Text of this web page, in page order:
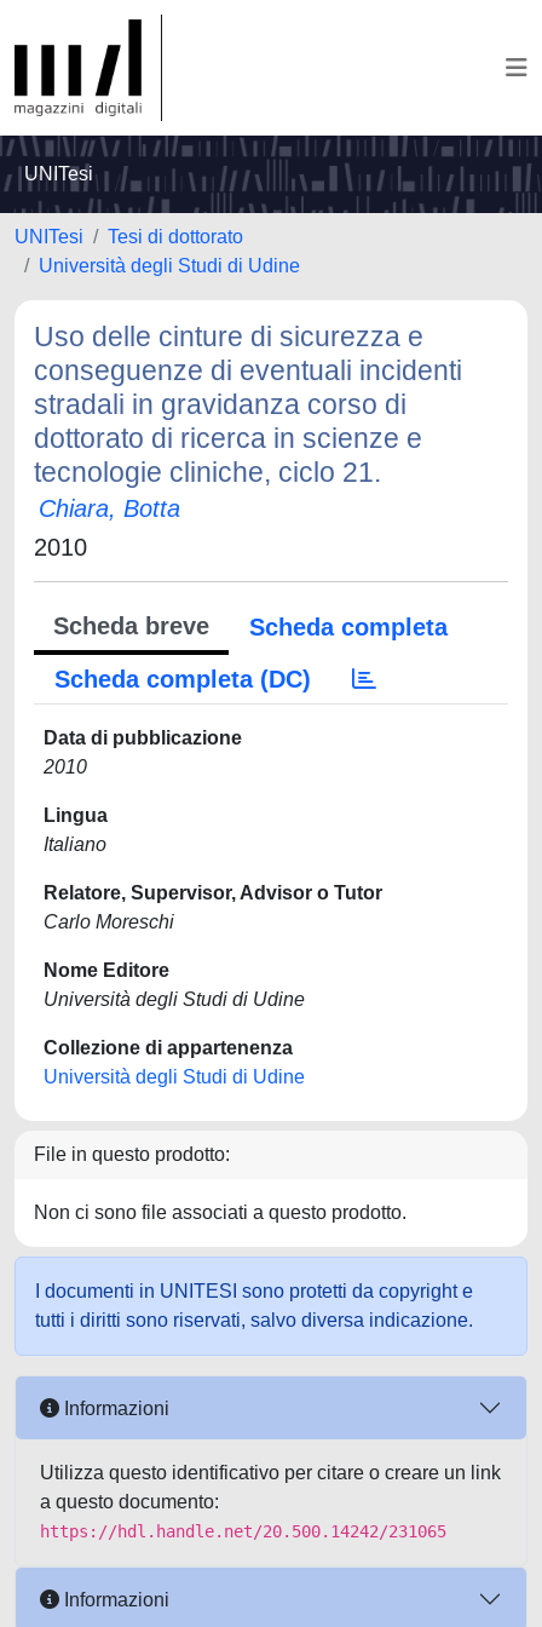
UNITesi
UNITesi
Tesi di dottorato
Università degli Studi di Udine
Uso delle cinture di sicurezza e
conseguenze di eventuali incidenti
stradali in gravidanza corso di
dottorato di ricerca in scienze e
tecnologie cliniche, ciclo 21.
Chiara, Botta
2010
Scheda breve
Scheda completa
Scheda completa (DC)
Data di pubblicazione
2010
Lingua
Italiano
Relatore, Supervisor, Advisor o Tutor
Carlo Moreschi
Nome Editore
Università degli Studi di Udine
Collezione di appartenenza
Università degli Studi di Udine
File in questo prodotto:
Non ci sono file associati a questo prodotto.
I documenti in UNITESI sono protetti da copyright e
tutti i diritti sono riservati, salvo diversa indicazione.
Informazioni
Utilizza questo identificativo per citare o creare un link
a questo documento:
https://hdl.handle.net/20.500.14242/231065
Informazioni